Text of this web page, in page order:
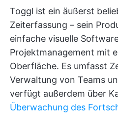
Toggl ist ein äußerst
Zeiterfassung – sein
einfache visuelle
Projektmanagement mit
Oberfläche. Es umfasst
Verwaltung von Teams
verfügt außerdem über
Überwachung des